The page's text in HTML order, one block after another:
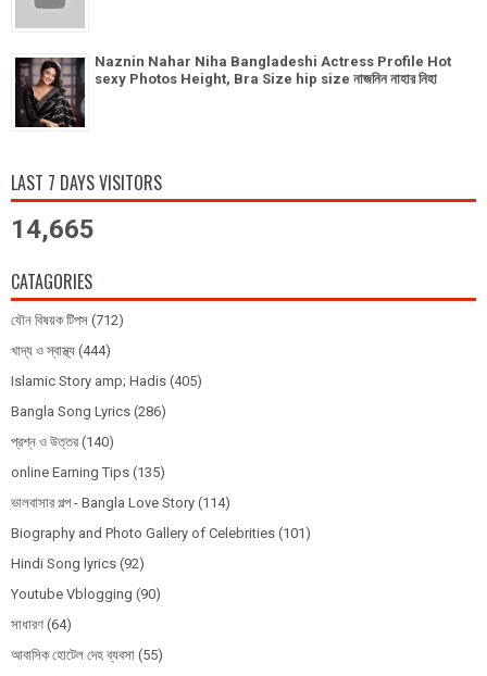
Naznin Nahar Niha Bangladeshi Actress Profile Hot
sexy Photos Height, Bra Size hip size নাজনিন নাহার নিহা
LAST 7 DAYS VISITORS
14,665
CATAGORIES
যৌন বিষয়ক টিপস (712)
খাদ্য ও স্বাস্থ্য (444)
Islamic Story amp; Hadis (405)
Bangla Song Lyrics (286)
প্রশ্ন ও উত্তর (140)
online Earning Tips (135)
ভালবাসার গল্প - Bangla Love Story (114)
Biography and Photo Gallery of Celebrities (101)
Hindi Song lyrics (92)
Youtube Vblogging (90)
সাধারণ (64)
আবাসিক হোটেল দেহ ব্যবসা (55)